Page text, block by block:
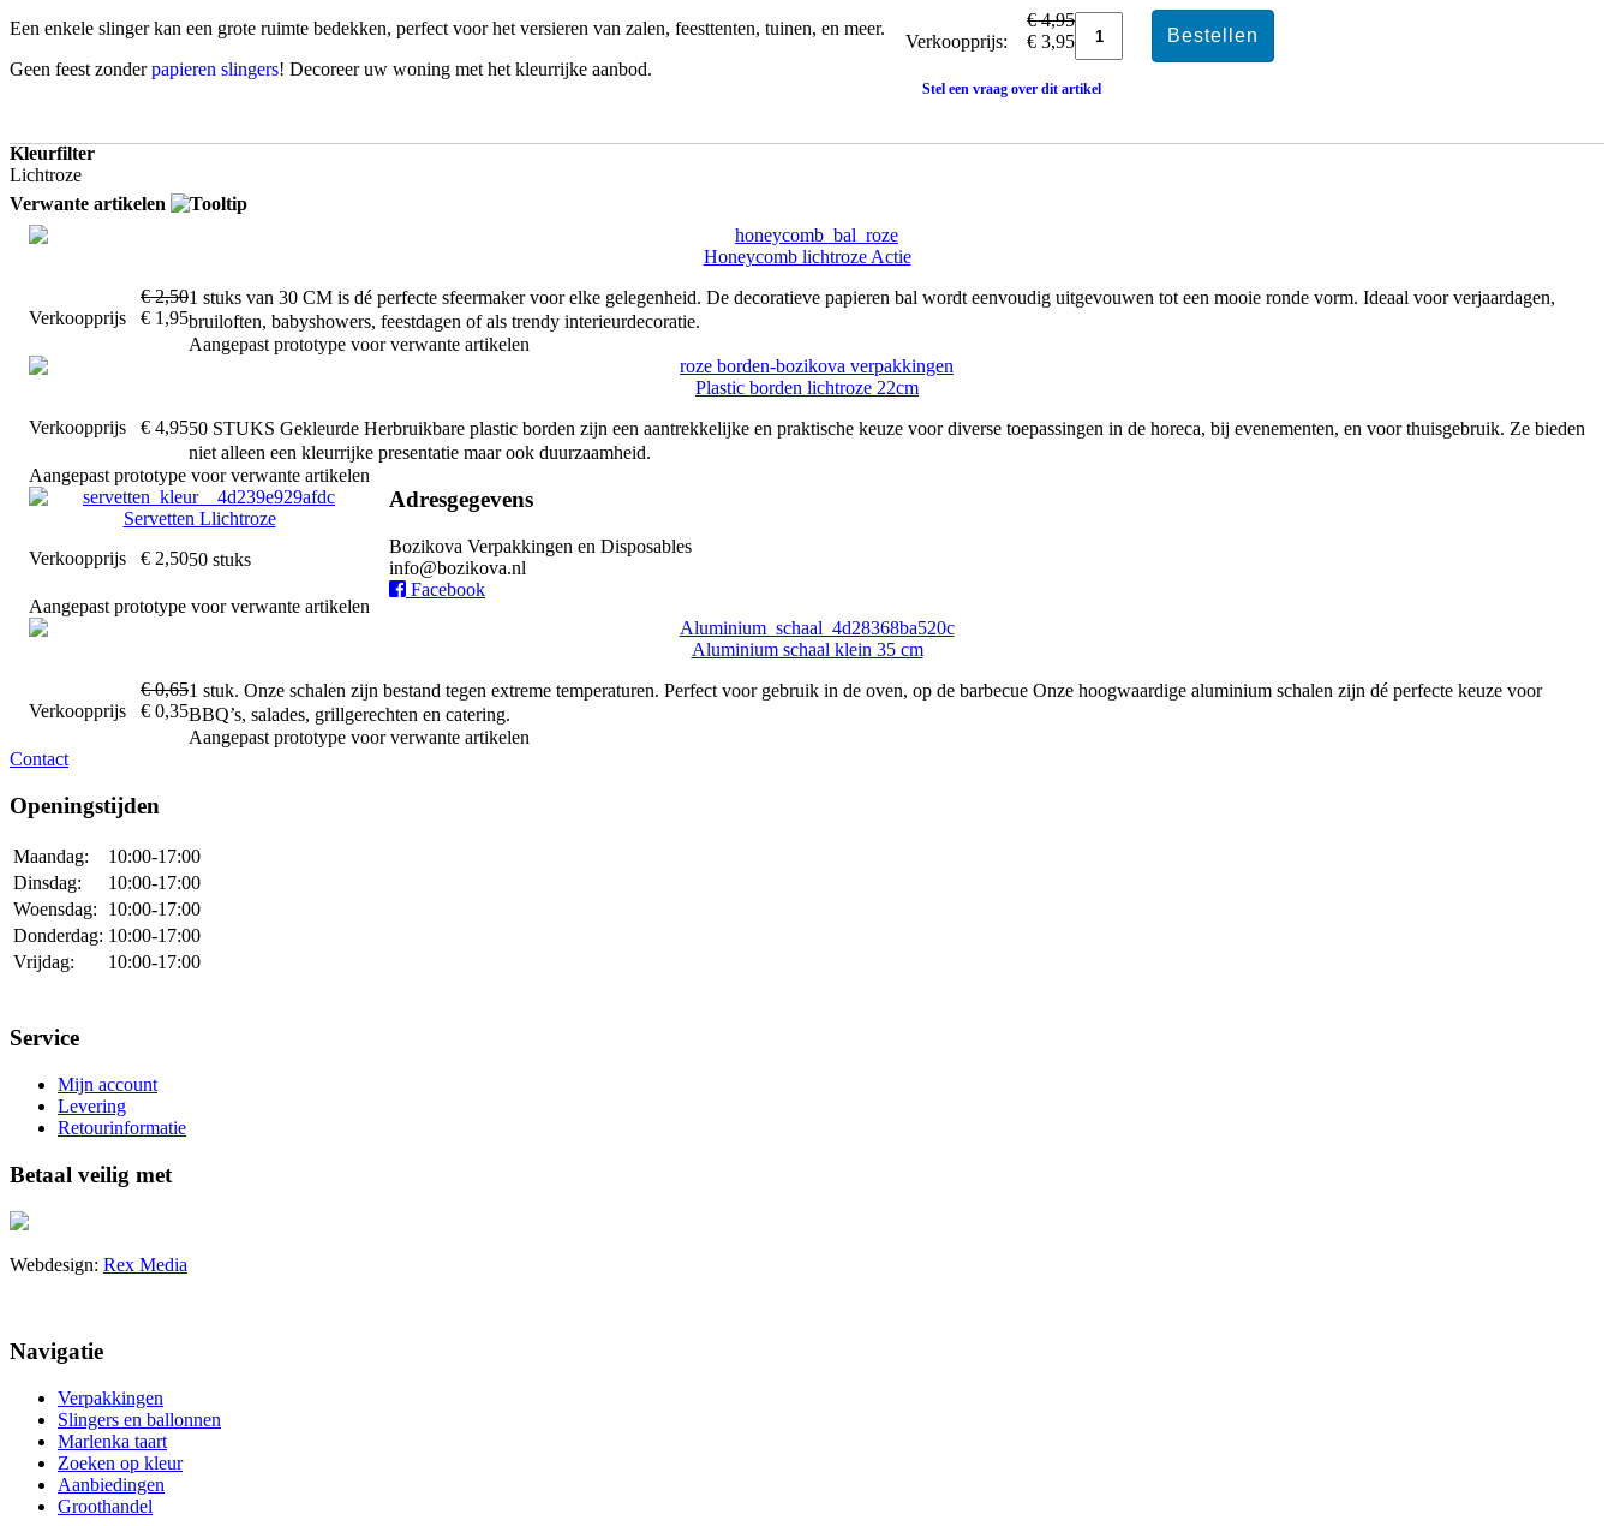
€ 4,95
Verkoopprijs:
€ 3,95
Stel een vraag over dit artikel
Een enkele slinger kan een grote ruimte bedekken, perfect voor het versieren van zalen, feesttenten, tuinen, en meer.
Geen feest zonderpapieren slingers! Decoreer uw woning met het kleurrijke aanbod.
Kleurfilter
Lichtroze
Verwante artikelen
Honeycomb lichtroze Actie
€ 2,50
Verkoopprijs
€ 1,95
1 stuks van 30 CM is dé perfecte sfeermaker voor elke gelegenheid. De decoratieve papieren bal wordt eenvoudig uitgevouwen tot een mooie ronde vorm. Ideaal voor verjaardagen,
bruiloften, babyshowers, feestdagen of als trendy interieurdecoratie.
Aangepast prototype voor verwante artikelen
Plastic borden lichtroze 22cm
Verkoopprijs
€ 4,9550 STUKS Gekleurde Herbruikbare plastic borden zijn een aantrekkelijke en praktische keuze voor diverse toepassingen in de horeca, bij evenementen, en voor thuisgebruik. Ze bieden
niet alleen een kleurrijke presentatie maar ook duurzaamheid.
Aangepast prototype voor verwante artikelen
Servetten Llichtroze
Verkoopprijs
€ 2,5050 stuks
Aangepast prototype voor verwante artikelen
Aluminium schaal klein 35 cm
€ 0,65
Verkoopprijs
€ 0,35
1 stuk. Onze schalen zijn bestand tegen extreme temperaturen. Perfect voor gebruik in de oven, op de barbecue Onze hoogwaardige aluminium schalen zijn dé perfecte keuze voor
BBQ’s, salades, grillgerechten en catering.
Aangepast prototype voor verwante artikelen
Adresgegevens
Bozikova Verpakkingen en Disposables
info@bozikova.nl
Facebook
Contact
Openingstijden
Maandag:
10:00-17:00
Dinsdag:
10:00-17:00
Woensdag:
10:00-17:00
Donderdag: 10:00-17:00
Vrijdag:
10:00-17:00
Service
Mijn account
Levering
Retourinformatie
Betaal veilig met
Webdesign: Rex Media
Navigatie
Verpakkingen
Slingers en ballonnen
Marlenka taart
Zoeken op kleur
Aanbiedingen
Groothandel